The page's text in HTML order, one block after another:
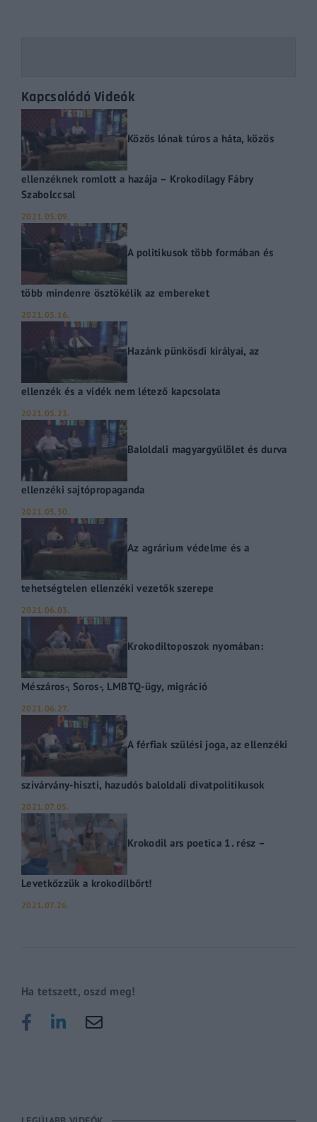
Kapcsolódó Videók
Közös lónak túros a háta, közös
ellenzéknek romlott a hazája – Krokodilagy Fábry
Szabolccsal
2021.05.09.
A politikusok több formában és
több mindenre ösztökélik az embereket
2021.05.16.
Hazánk pünkösdi királyai, az
ellenzék és a vidék nem létező kapcsolata
2021.05.23.
Baloldali magyargyűlölet és durva
ellenzéki sajtópropaganda
2021.05.30.
Az agrárium védelme és a
tehetségtelen ellenzéki vezetők szerepe
2021.06.03.
Krokodiltoposzok nyomában:
Mészáros-, Soros-, LMBTQ-ügy, migráció
2021.06.27.
A férfiak szülési joga, az ellenzéki
szivárvány-hiszti, hazudós baloldali divatpolitikusok
2021.07.05.
Krokodil ars poetica 1. rész –
Levetkőzzük a krokodilbőrt!
2021.07.26.
Ha tetszett, oszd meg!